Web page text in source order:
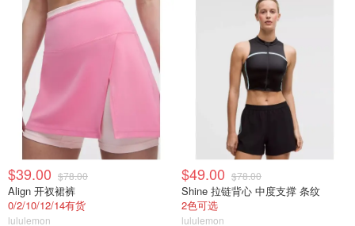
$39.00 $78.00
Align 开衩裙裤
0/2/10/12/14有货
lululemon
$49.00 $78.00
Shine 拉链背心 中度支撑 条纹
2色可选
lululemon